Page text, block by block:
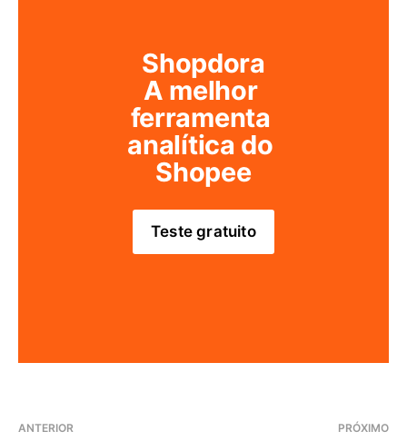
Shopdora
A melhor
ferramenta
analítica do
Shopee
Teste gratuito
ANTERIOR PRÓXIMO